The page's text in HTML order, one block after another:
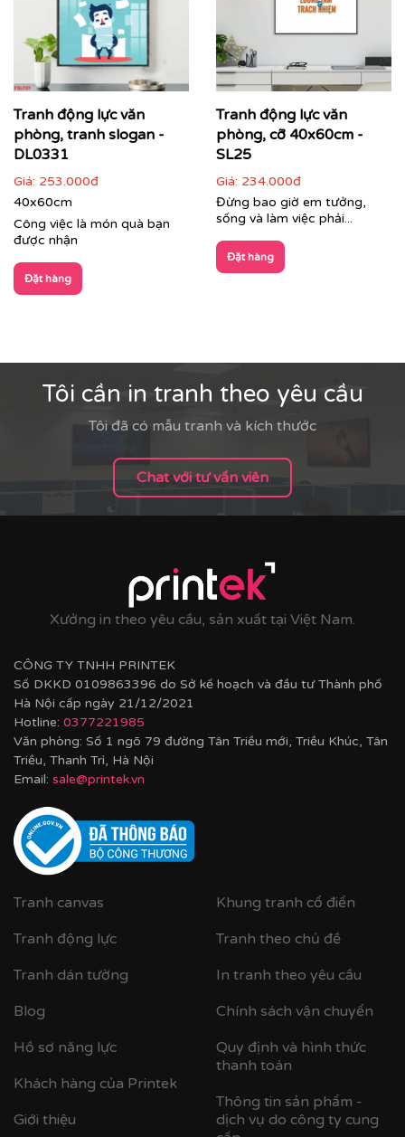
Tranh động lực văn
phòng, tranh slogan -
DL0331
Giá: 253.000đ
40x60cm
Công việc là món quà bạn
được nhận
Đặt hàng
Tranh động lực văn
phòng, cỡ 40x60cm -
SL25
Giá: 234.000đ
Đừng bao giờ em tưởng,
sống và làm việc phải...
Đặt hàng
Tôi cần in tranh theo yêu cầu
Tôi đã có mẫu tranh và kích thước
Chat với tư vấn viên
Xưởng in theo yêu cầu, sản xuất tại Việt Nam.
CÔNG TY TNHH PRINTEK
Số DKKD 0109863396 do Sở kế hoạch và đầu tư Thành phố
Hà Nội cấp ngày 21/12/2021
Hotline: 0377221985
Văn phòng: Số 1 ngõ 79 đường Tân Triều mới, Triều Khúc, Tân
Triều, Thanh Trì, Hà Nội
Email: sale@printek.vn
Tranh canvas
Tranh động lực
Tranh dán tường
Blog
Hồ sơ năng lực
Khách hàng của Printek
Giới thiệu
Khung tranh cổ điển
Tranh theo chủ đề
In tranh theo yêu cầu
Chính sách vận chuyển
Quy định và hình thức
thanh toán
Thông tin sản phẩm -
dịch vụ do công ty cung